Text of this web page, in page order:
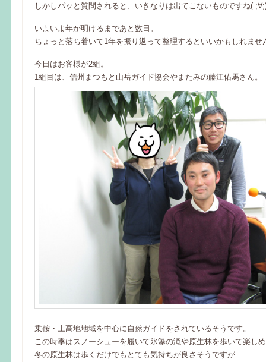
しかしパッと質問されると、いきなりは出てこないものですね(
いよいよ年が明けるまであと数日。
ちょっと落ち着いて1年を振り返って整理するといいかもしれませ
今日はお客様が2組。
1組目は、信州まつもと山岳ガイド協会やまたみの藤江佑馬さん。
乗鞍・上高地地域を中心に自然ガイドをされているそうです。
この時季はスノーシューを履いて氷瀑の滝や原生林を歩いて楽し
冬の原生林は歩くだけでもとても気持ちが良さそうですが